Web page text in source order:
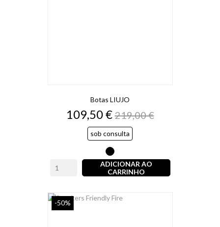
Botas LIUJO
Preço
109,50 €Preço
normal
219,00 €
sob consulta
Preto
ADICIONAR AO
CARRINHO
-50%